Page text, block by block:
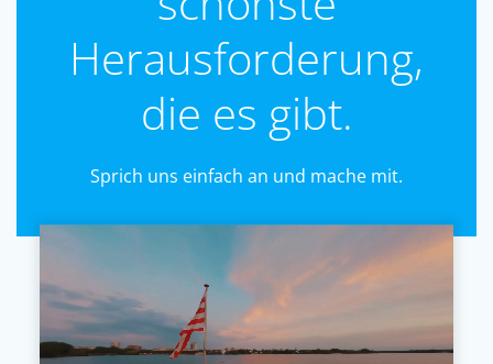
Herausforderung,
die es gibt.
Sprich uns einfach an und mache mit.